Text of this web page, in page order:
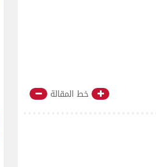
خط المقالة